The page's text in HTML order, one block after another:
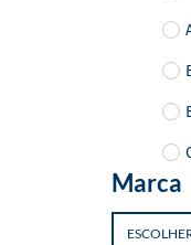
Marca